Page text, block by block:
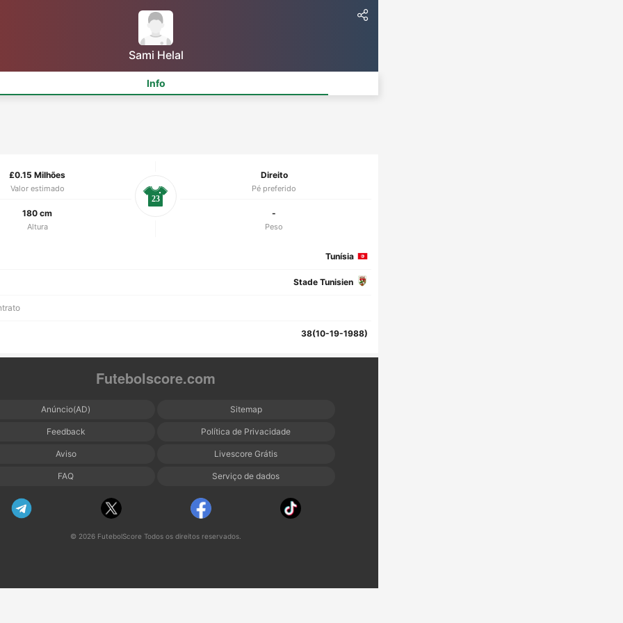
Sami Helal
Info
£0.15 Milhões
Valor estimado
Direito
Pé preferido
180 cm
Altura
-
Peso
23
Tunísia
Stade Tunisien
38(10-19-1988)
Futebolscore.com
Anúncio(AD) Sitemap
Feedback Política de Privacidade
Aviso Livescore Grátis
FAQ Serviço de dados
© 2026 FutebolScore Todos os direitos reservados.